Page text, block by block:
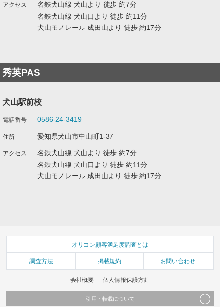
名鉄犬山線 犬山より 徒歩 約7分
名鉄犬山線 犬山口より 徒歩 約11分
犬山モノレール 成田山より 徒歩 約17分
秀英PAS
犬山駅前校
0586-24-3419
愛知県犬山市中山町1-37
名鉄犬山線 犬山より 徒歩 約7分
名鉄犬山線 犬山口より 徒歩 約11分
犬山モノレール 成田山より 徒歩 約17分
オリコン顧客満足度調査とは
調査方法 掲載規約 お問い合わせ
会社概要 個人情報保護方針
引用・転載について